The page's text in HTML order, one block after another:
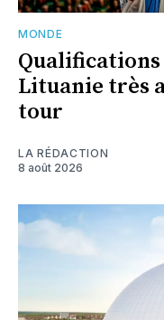
MONDE
Qualifications
Lituanie très
tour
LA RÉDACTION
8 août 2026